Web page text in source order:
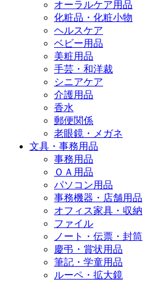
オーラルケア用品
化粧品・化粧小物
ヘルスケア
ベビー用品
美粧用品
手芸・和洋裁
シニアケア
介護用品
香水
郵便関係
老眼鏡・メガネ
文具・事務用品
事務用品
ＯＡ用品
パソコン用品
事務機器・店舗用品
オフィス家具・収納
ファイル
ノート・伝票・封筒
慶弔・賞状用品
筆記・学童用品
ルーペ・拡大鏡